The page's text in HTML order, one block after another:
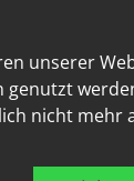
unserer
nicht